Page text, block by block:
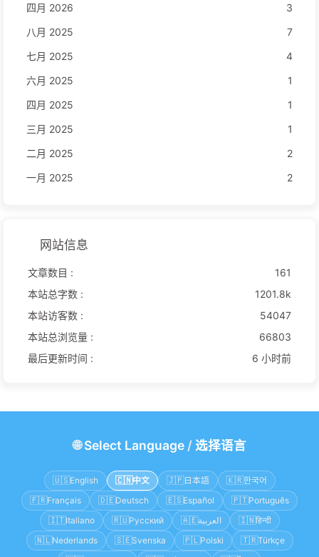
四月 2026
3
八月 2025
7
七月 2025
4
六月 2025
1
四月 2025
1
三月 2025
1
二月 2025
2
一月 2025
2
网站信息
文章数目 :
161
本站总字数 :
1201.8k
本站访客数 :
54047
本站总浏览量 :
66803
最后更新时间 :
6 小时前
🌐Select Language/ 选择语言
🇺🇸English 🇨🇳 中文 🇯🇵日本語 🇰🇷한국어
🇫🇷Français 🇩🇪Deutsch 🇪🇸Español 🇵🇹Português
🇮🇹Italiano 🇷🇺Русский 🇦🇪العربية 🇮🇳हिन्दी
🇳🇱Nederlands 🇸🇪Svenska 🇵🇱Polski 🇹🇷Türkçe